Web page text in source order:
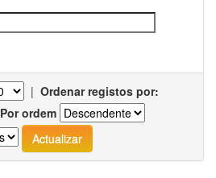
| Ordenar registos por:
Por ordem